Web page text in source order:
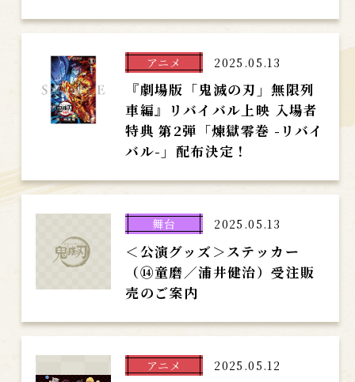
アニメ
『劇場版「鬼滅の刃」無限列
車編』リバイバル上映 入場者
特典 第2弾「煉󠄁獄零巻 -リバイ
バル-」配布決定！
2025.05.13
舞台
＜公演グッズ＞ステッカー
（⑭童磨／浦井健治）受注販
売のご案内
2025.05.13
アニメ 2025.05.12